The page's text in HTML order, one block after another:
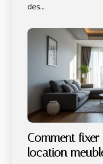
des...
Comment
location